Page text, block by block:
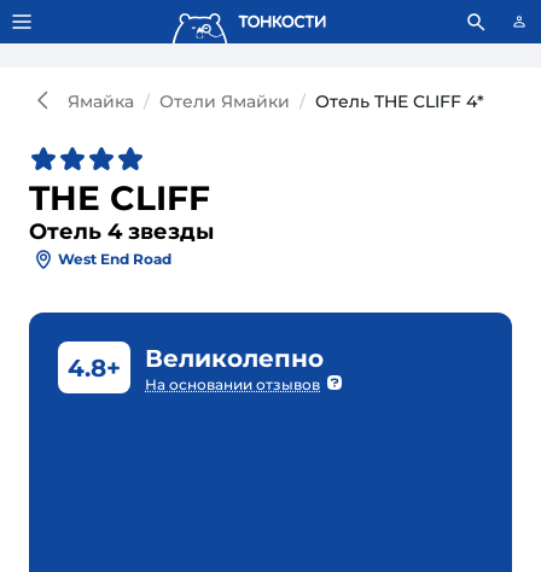
Тонкости используют сookie-файлы. Что это значит?
Ямайка Отели Ямайки Отель THE CLIFF 4*
THE CLIFF
Отель 4 звезды
West End Road
4.8+ Великолепно
На основании отзывов